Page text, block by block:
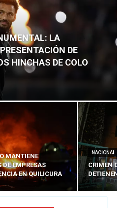
LA
DE
HINCHAS DE COLO
MANTIENE
DE EMPRESAS
EN QUILICURA
NACIONAL
CRIMEN DE
DETIENEN